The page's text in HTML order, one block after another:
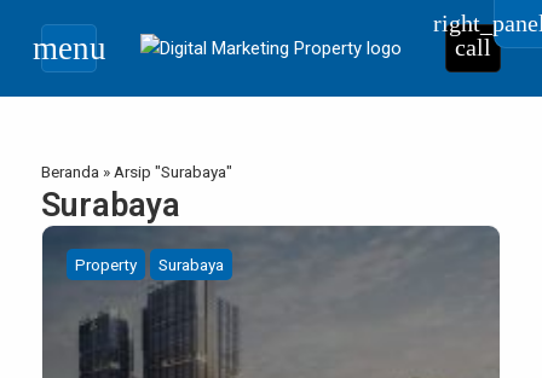
menu call
Beranda » Arsip "Surabaya"
Surabaya
Property Surabaya